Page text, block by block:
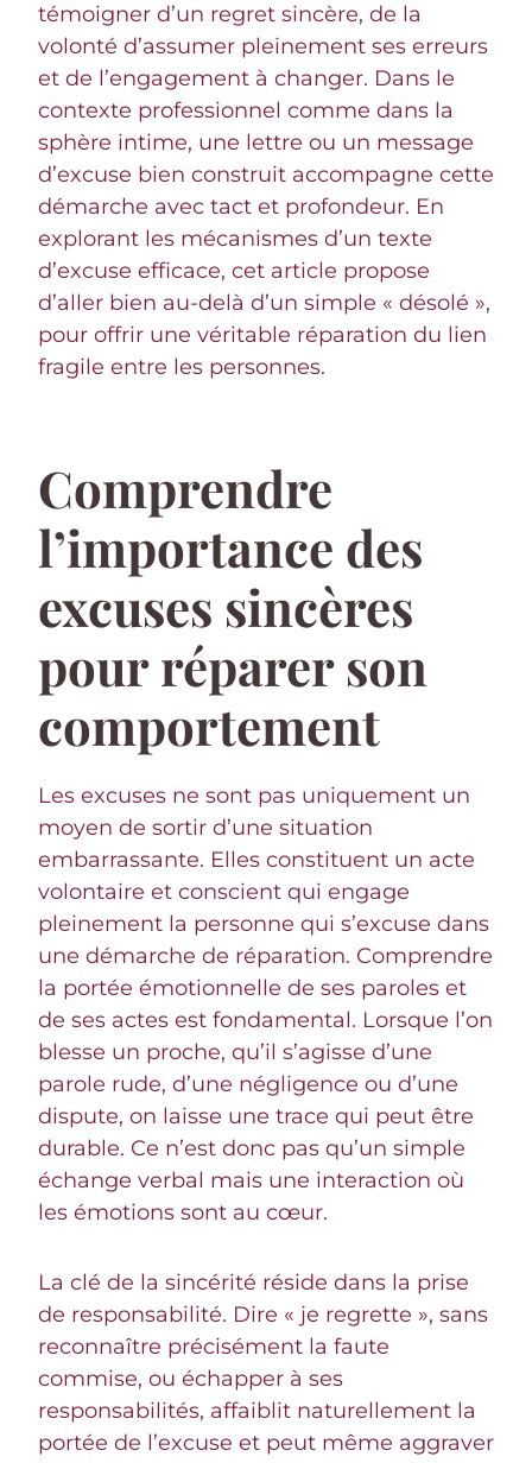
témoigner d’un regret sincère, de la
volonté d’assumer pleinement ses erreurs
et de l’engagement à changer. Dans le
contexte professionnel comme dans la
sphère intime, une lettre ou un message
d’excuse bien construit accompagne cette
démarche avec tact et profondeur. En
explorant les mécanismes d’un texte
d’excuse efficace, cet article propose
d’aller bien au-delà d’un simple « désolé »,
pour offrir une véritable réparation du lien
fragile entre les personnes.
Comprendre
l’importance des
excuses sincères
pour réparer son
comportement
Les excuses ne sont pas uniquement un
moyen de sortir d’une situation
embarrassante. Elles constituent un acte
volontaire et conscient qui engage
pleinement la personne qui s’excuse dans
une démarche de réparation. Comprendre
la portée émotionnelle de ses paroles et
de ses actes est fondamental. Lorsque l’on
blesse un proche, qu’il s’agisse d’une
parole rude, d’une négligence ou d’une
dispute, on laisse une trace qui peut être
durable. Ce n’est donc pas qu’un simple
échange verbal mais une interaction où
les émotions sont au cœur.
La clé de la sincérité réside dans la prise
de responsabilité. Dire « je regrette », sans
reconnaître précisément la faute
commise, ou échapper à ses
responsabilités, affaiblit naturellement la
portée de l’excuse et peut même aggraver